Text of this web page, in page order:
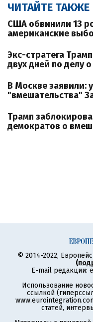
ЧИТАЙТЕ ТАКЖЕ
США обвинили 13
американские
Экс-стратега
двух дней по делу
В Москве заявили:
"вмешательства"
Трамп
демократов о
© 2014-2022,
(
E-mail редакции:
Использование
ссылкой
статей,